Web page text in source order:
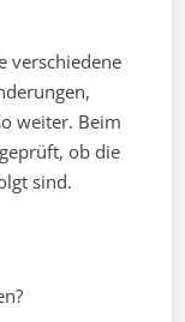
verschiedene
weiter. Beim
ob die
sind.